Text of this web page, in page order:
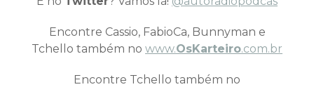
Encontre Cassio, FabioCa, Bunnyman e
Tchello também no www.OsKarteiro.com.br
Encontre Tchello também no